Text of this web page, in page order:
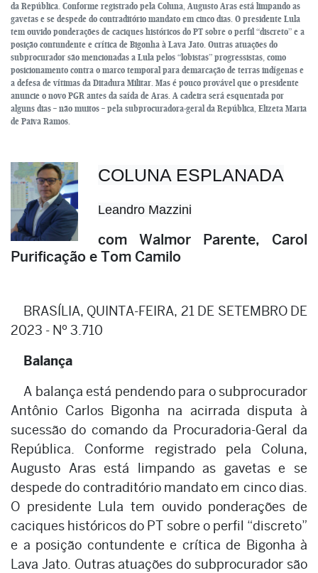
da República. Conforme registrado pela Coluna, Augusto Aras está limpando as
gavetas e se despede do contraditório mandato em cinco dias. O presidente Lula
tem ouvido ponderações de caciques históricos do PT sobre o perfil “discreto” e a
posição contundente e crítica de Bigonha à Lava Jato. Outras atuações do
subprocurador são mencionadas a Lula pelos “lobistas” progressistas, como
posicionamento contra o marco temporal para demarcação de terras indígenas e
a defesa de vítimas da Ditadura Militar. Mas é pouco provável que o presidente
anuncie o novo PGR antes da saída de Aras. A cadeira será esquentada por
alguns dias – não muitos – pela subprocuradora-geral da República, Elizeta Maria
de Paiva Ramos.
COLUNA ESPLANADA
Leandro Mazzini
com Walmor Parente, Carol
Purificação e Tom Camilo
BRASÍLIA, QUINTA-FEIRA, 21 DE SETEMBRO DE
2023 - Nº 3.710
Balança
A balança está pendendo para o subprocurador
Antônio Carlos Bigonha na acirrada disputa à
sucessão do comando da Procuradoria-Geral da
República. Conforme registrado pela Coluna,
Augusto Aras está limpando as gavetas e se
despede do contraditório mandato em cinco dias.
O presidente Lula tem ouvido ponderações de
caciques históricos do PT sobre o perfil “discreto”
e a posição contundente e crítica de Bigonha à
Lava Jato. Outras atuações do subprocurador são